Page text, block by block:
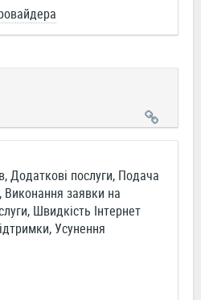
Додаткові послуги, Подача
заявки на
Швидкість Інтернет
Усунення